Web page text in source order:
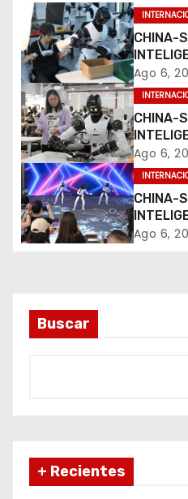
ó
n
d
e
e
n
t
CHINA-
Ago 6,
CHINA-
Ago 6,
CHINA-
Ago 6,
Buscar
+ Recientes